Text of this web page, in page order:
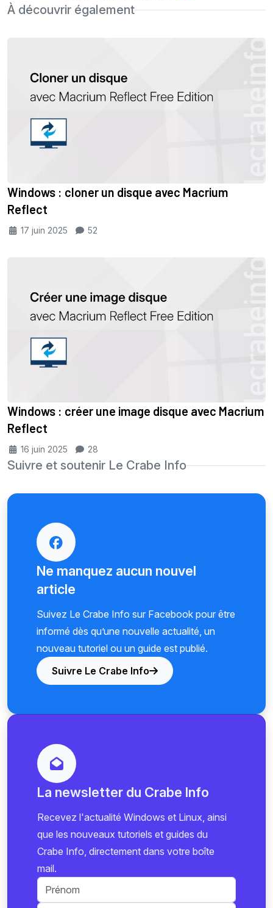
À découvrir également
Windows : cloner un disque avec Macrium
Reflect
17 juin 2025 52
Windows : créer une image disque avec Macrium
Reflect
16 juin 2025 28
Suivre et soutenir Le Crabe Info
Ne manquez aucun nouvel
article
Suivez Le Crabe Info sur Facebook pour être
informé dès qu’une nouvelle actualité, un
nouveau tutoriel ou un guide est publié.
Suivre Le Crabe Info
La newsletter du Crabe Info
Recevez l'actualité Windows et Linux, ainsi
que les nouveaux tutoriels et guides du
Crabe Info, directement dans votre boîte
mail.